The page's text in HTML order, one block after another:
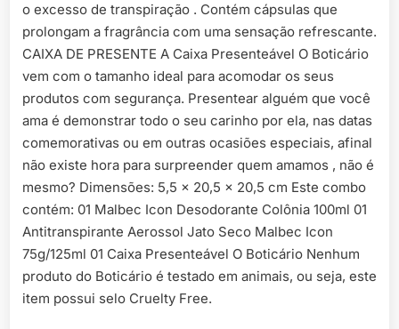
o excesso de transpiração . Contém cápsulas que
prolongam a fragrância com uma sensação refrescante.
CAIXA DE PRESENTE A Caixa Presenteável O Boticário
vem com o tamanho ideal para acomodar os seus
produtos com segurança. Presentear alguém que você
ama é demonstrar todo o seu carinho por ela, nas datas
comemorativas ou em outras ocasiões especiais, afinal
não existe hora para surpreender quem amamos , não é
mesmo? Dimensões: 5,5 x 20,5 x 20,5 cm Este combo
contém: 01 Malbec Icon Desodorante Colônia 100ml 01
Antitranspirante Aerossol Jato Seco Malbec Icon
75g/125ml 01 Caixa Presenteável O Boticário Nenhum
produto do Boticário é testado em animais, ou seja, este
item possui selo Cruelty Free.